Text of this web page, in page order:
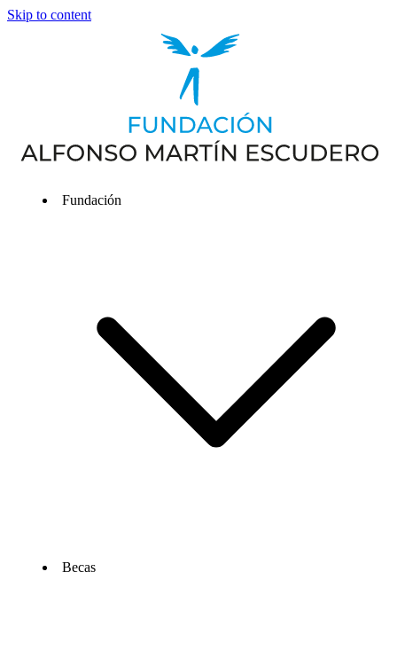
Skip to content
Fundación
Becas